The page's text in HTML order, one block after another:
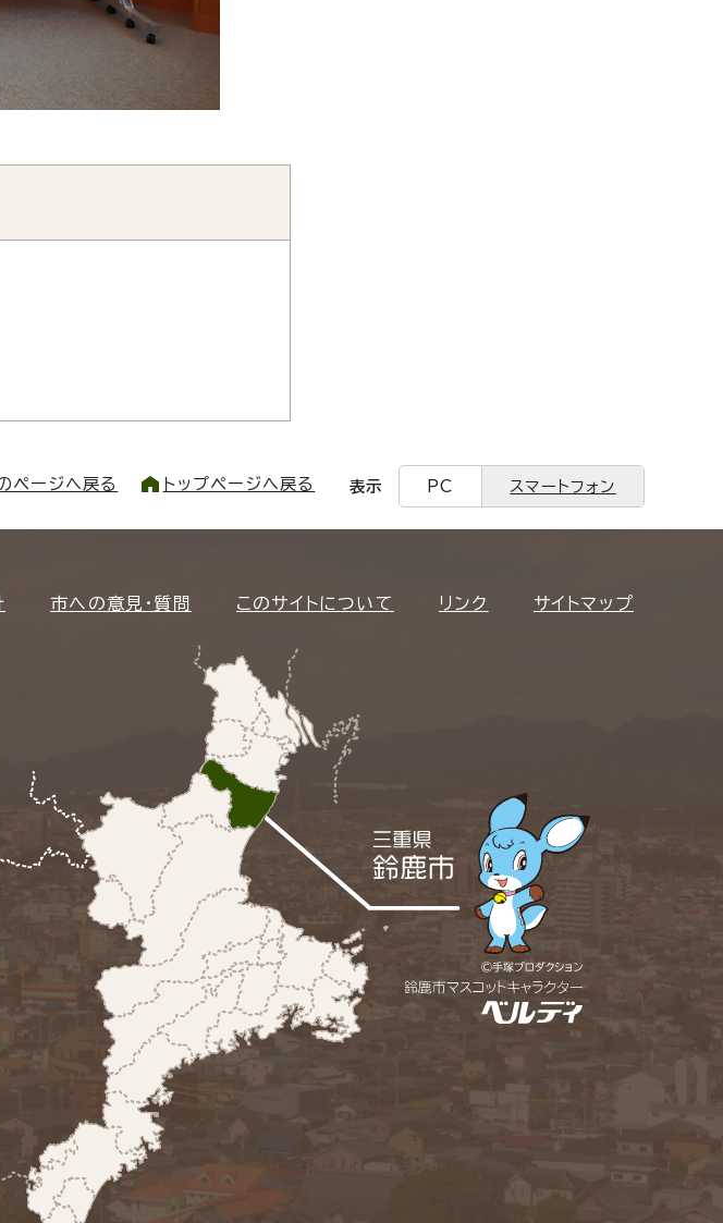
ページへ戻る トップページへ戻る 表示 PC スマートフォン
市への意見・質問 このサイトについて リンク サイトマップ